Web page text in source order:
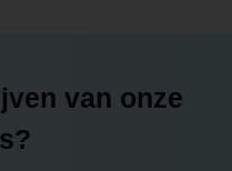
van onze